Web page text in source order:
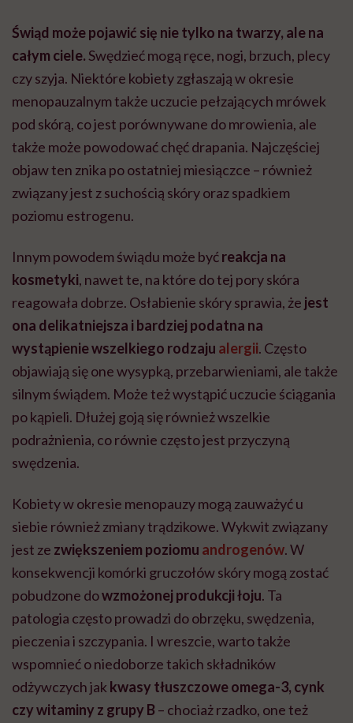
Świąd może pojawić się nie tylko na twarzy, ale na
całym ciele.Swędzieć mogą ręce, nogi, brzuch, plecy
czy szyja. Niektóre kobiety zgłaszają w okresie
menopauzalnym także uczucie pełzających mrówek
pod skórą, co jest porównywane do mrowienia, ale
także może powodować chęć drapania. Najczęściej
objaw ten znika po ostatniej miesiączce – również
związany jest z suchością skóry oraz spadkiem
poziomu estrogenu.
Innym powodem świądu może byćreakcja na
kosmetyki, nawet te, na które do tej pory skóra
reagowała dobrze. Osłabienie skóry sprawia, że jest
ona delikatniejsza i bardziej podatna na
wystąpienie wszelkiego rodzaju alergii. Często
objawiają się one wysypką, przebarwieniami, ale także
silnym świądem. Może też wystąpić uczucie ściągania
po kąpieli. Dłużej goją się również wszelkie
podrażnienia, co równie często jest przyczyną
swędzenia.
Kobiety w okresie menopauzy mogą zauważyć u
siebie również zmiany trądzikowe. Wykwit związany
jest ze zwiększeniem poziomu androgenów. W
konsekwencji komórki gruczołów skóry mogą zostać
pobudzone dowzmożonej produkcji łoju. Ta
patologia często prowadzi do obrzęku, swędzenia,
pieczenia i szczypania. I wreszcie, warto także
wspomnieć o niedoborze takich składników
odżywczych jak kwasy tłuszczowe omega-3, cynk
czy witaminy z grupy B – chociaż rzadko, one też